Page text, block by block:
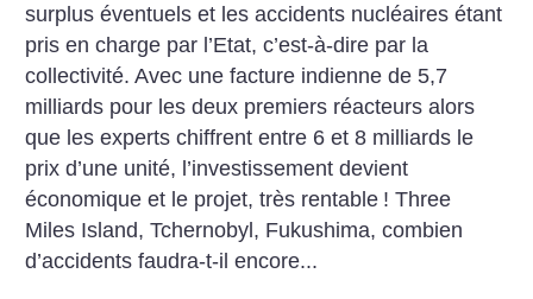
surplus éventuels et les accidents nucléaires étant
pris en charge par l’Etat, c’est-à-dire par la
collectivité. Avec une facture indienne de 5,7
milliards pour les deux premiers réacteurs alors
que les experts chiffrent entre 6 et 8 milliards le
prix d’une unité, l’investissement devient
économique et le projet, très rentable ! Three
Miles Island, Tchernobyl, Fukushima, combien
d’accidents faudra-t-il encore...